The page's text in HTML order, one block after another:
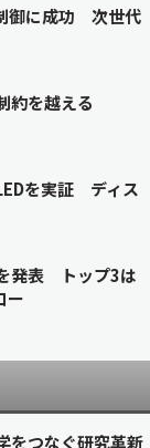
御に成功 次世代
約を越える
を実証 ディス
発表 トップ3は
ー
をつなぐ研究革新